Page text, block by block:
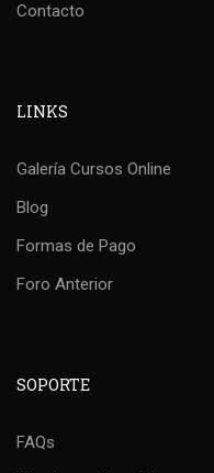
Contacto
LINKS
Galería Cursos Online
Blog
Formas de Pago
Foro Anterior
SOPORTE
FAQs